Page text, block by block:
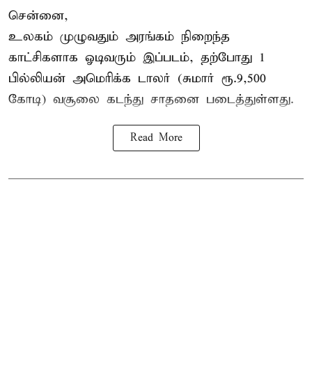
சென்னை,
உலகம் முழுவதும் அரங்கம் நிறைந்த
காட்சிகளாக ஓடிவரும் இப்படம், தற்போது 1
பில்லியன் அமெரிக்க டாலர் (சுமார் ரூ.9,500
கோடி) வசூலை கடந்து சாதனை படைத்துள்ளது.
Read More